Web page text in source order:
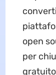
open
per